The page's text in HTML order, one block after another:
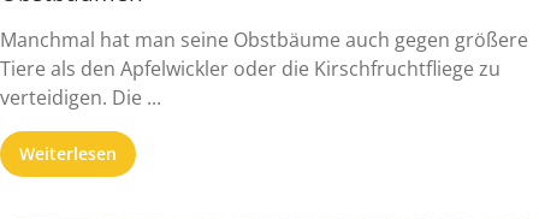
Manchmal hat man seine Obstbäume auch gegen größere
Tiere als den Apfelwickler oder die Kirschfruchtfliege zu
verteidigen. Die ...
Weiterlesen